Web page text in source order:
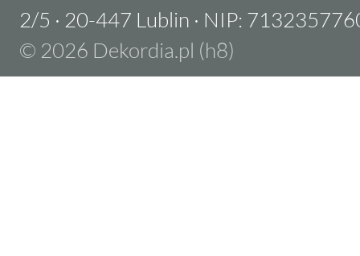
2/5 · 20-447 Lublin · NIP:
© 2026 Dekordia.pl (h8)